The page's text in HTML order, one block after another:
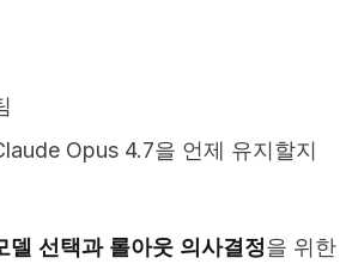
Opus 4.7을 언제 유지할지
델 선택과 롤아웃 의사결정을 위한